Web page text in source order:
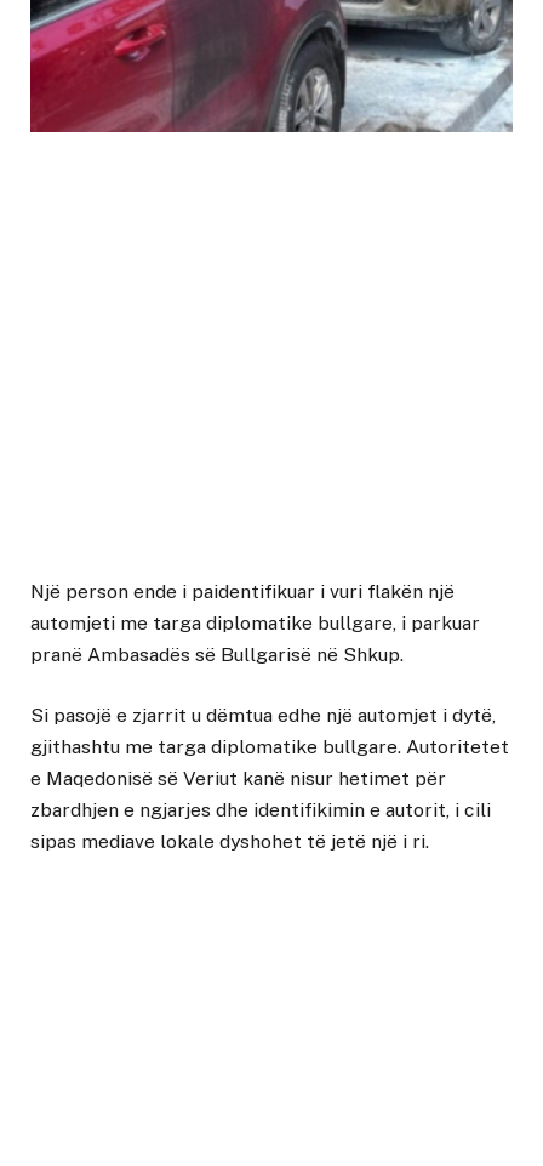
Një person ende i paidentifikuar i vuri flakën një
automjeti me targa diplomatike bullgare, i parkuar
pranë Ambasadës së Bullgarisë në Shkup.
Si pasojë e zjarrit u dëmtua edhe një automjet i dytë,
gjithashtu me targa diplomatike bullgare. Autoritetet
e Maqedonisë së Veriut kanë nisur hetimet për
zbardhjen e ngjarjes dhe identifikimin e autorit, i cili
sipas mediave lokale dyshohet të jetë një i ri.